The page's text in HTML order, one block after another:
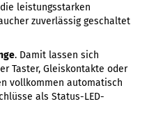
leistungsstarken
zuverlässig geschaltet
. Damit lassen sich
Taster, Gleiskontakte oder
vollkommen automatisch
als Status-LED-